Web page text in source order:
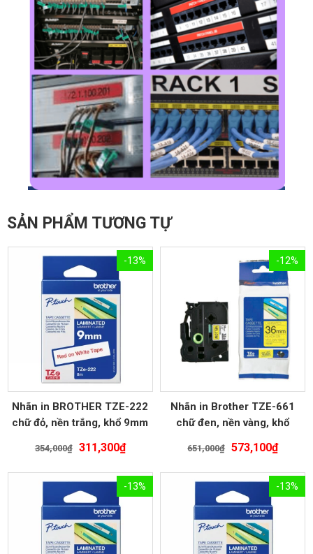
SẢN PHẨM TƯƠNG TỰ
-13%
Nhãn in BROTHER TZE-222
chữ đỏ, nền trắng, khổ 9mm
354,000₫
Giá
là:
354,000₫.
311,300₫Giá
tại
là:
-12%
Nhãn in Brother TZE-661
chữ đen, nền vàng, khổ
651,000₫ Giá
là:
651,000₫.
573,100₫Giá
tại
là:
-13% -13%